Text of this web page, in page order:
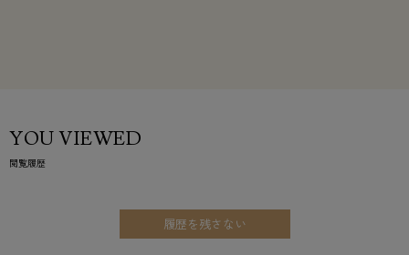
YOU VIEWED
閲覧履歴
履歴を残さない